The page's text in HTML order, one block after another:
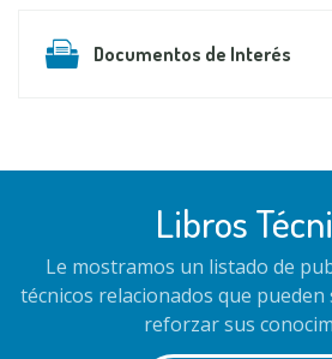
Documentos de Interés
Libros
Le mostramos un listado de
técnicos relacionados que
reforzar sus